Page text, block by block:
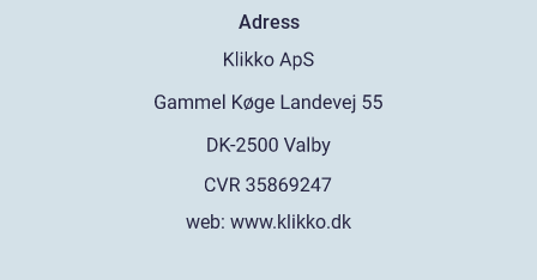
Adress
web: www.klikko.dk